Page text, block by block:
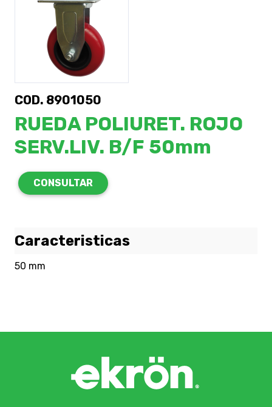
COD. 8901050
RUEDA POLIURET. ROJO
SERV.LIV. B/F 50mm
CONSULTAR
Caracteristicas
50 mm